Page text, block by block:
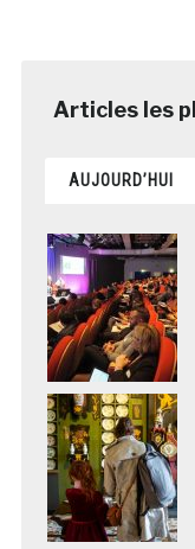
AUJOURD’HUI